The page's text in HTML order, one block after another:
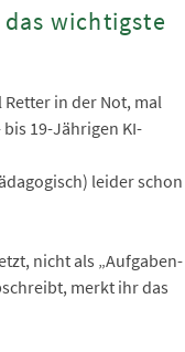
wichtigste
in der Not, mal
19-Jährigen KI-
leider schon
nicht als „Aufgaben-
merkt ihr das